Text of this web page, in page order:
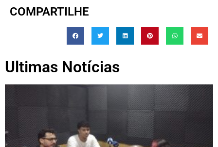
COMPARTILHE
Ultimas Notícias